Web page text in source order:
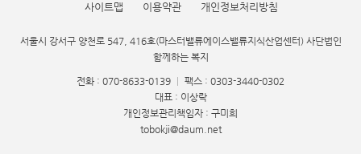
사이트맵 이용약관 개인정보처리방침
서울시 강서구 양천로 547, 416호(마스터밸류에이스밸류지식산업센터) 사단법인
함께하는 복지
전화 : 070-8633-0139
팩스 : 0303-3440-0302
대표 : 이상락
개인정보관리책임자 : 구미희
tobokji@daum.net